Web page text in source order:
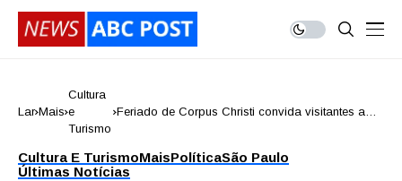
Lar Mais
Cultura
e
Turismo
Feriado de Corpus Christi convida visitantes a
Cultura E TurismoMaisPolíticaSão Paulo
Últimas Notícias